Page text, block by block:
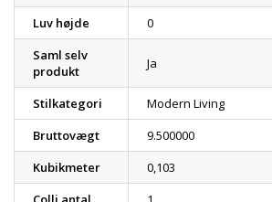
Luv højde
0
Saml selv
produkt
Ja
Stilkategori
Modern Living
Bruttovægt
9.500000
Kubikmeter
0,103